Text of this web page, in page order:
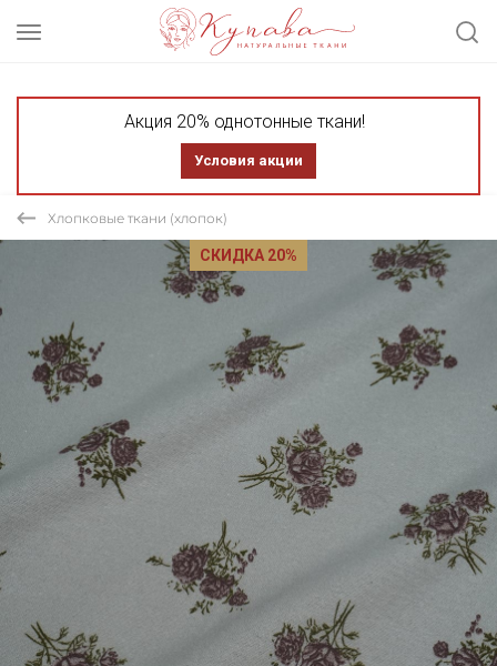
Акция 20% однотонные ткани!
Условия акции
Хлопковые ткани (хлопок)
СКИДКА 20%